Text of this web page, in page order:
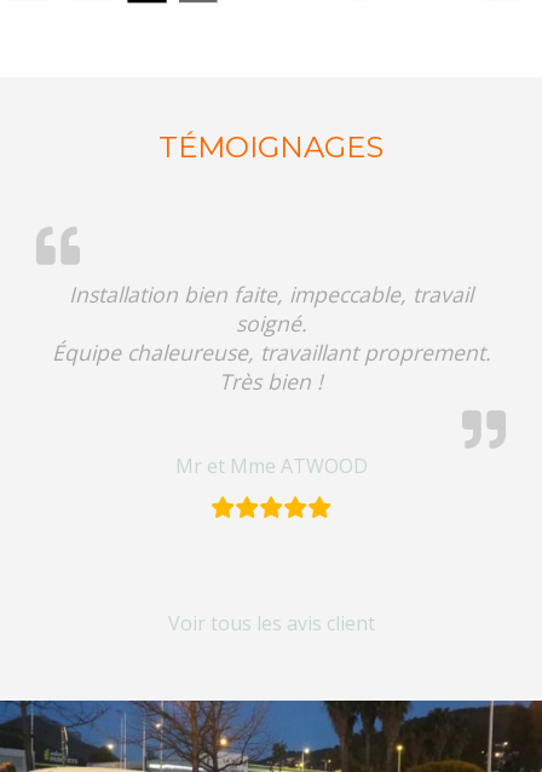
TÉMOIGNAGES
Installation bien faite, impeccable, travail
soigné.
Équipe chaleureuse, travaillant proprement.
Très bien !
Mr et Mme ATWOOD
Voir tous les avis client